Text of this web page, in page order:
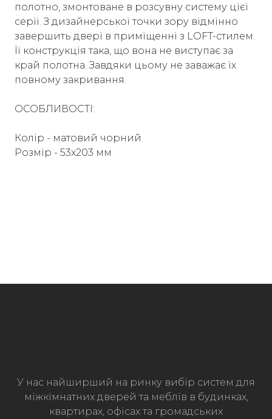
полотно, змонтоване в розсувну систему цієї
серії. З дизайнерської точки зору відмінно
завершить двері в приміщенні з LOFT-стилем.
Її конструкція така, що вона не виступає за
край полотна. Завдяки цьому не заважає їх
повному закривання.
ОСОБЛИВОСТІ:
Колір - матовий чорний
Розмір - 53x203 мм
У нас найширший на ринку вибір систем для
міжкімнатних дверей та меблів в будинках,
квартирах, офісах та громадських